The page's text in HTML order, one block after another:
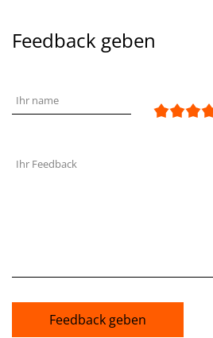
Feedback geben
Ihr name
Ihr Feedback
Feedback geben